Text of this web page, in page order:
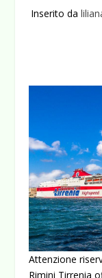
Inserito da
Attenzione
Rimini Tirrenia